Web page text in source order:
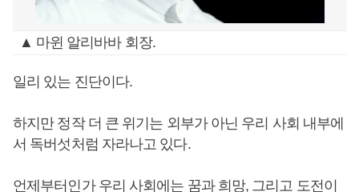
▲ 마윈 알리바바 회장.
일리 있는 진단이다.
하지만 정작 더 큰 위기는 외부가 아닌 우리 사회 내부에
서 독버섯처럼 자라나고 있다.
언제부터인가 우리 사회에는 꿈과 희망, 그리고 도전이